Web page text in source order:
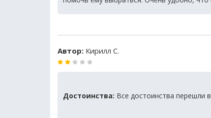
Автор: Кирилл С.
Достоинства: Все достоинства перешли